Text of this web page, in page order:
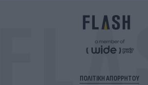
ΠΟΛΙΤΙΚΗ ΑΠΟΡΡΗΤΟΥ